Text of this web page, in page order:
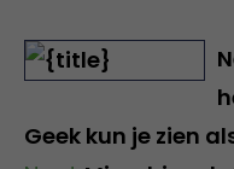
Geek kun je zien